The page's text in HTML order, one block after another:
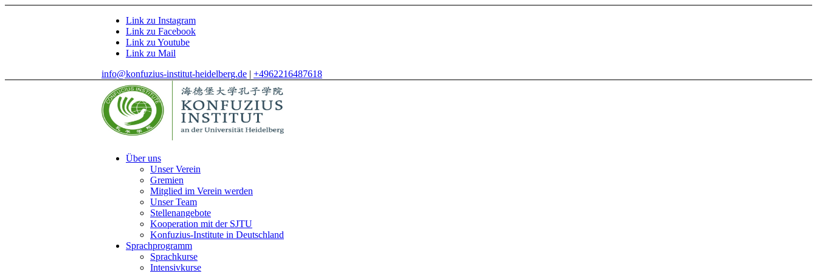
Link zu Instagram
Link zu Facebook
Link zu Youtube
Link zu Mail
info@konfuzius-institut-heidelberg.de | +4962216487618
Über uns
Unser Verein
Gremien
Mitglied im Verein werden
Unser Team
Stellenangebote
Kooperation mit der SJTU
Konfuzius-Institute in Deutschland
Sprachprogramm
Sprachkurse
Intensivkurse